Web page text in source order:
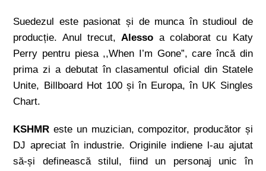
Suedezul este pasionat și de munca în studioul de
producție. Anul trecut,Alesso a colaborat cu Katy
Perry pentru piesa ,,When I’m Gone”, care încă din
prima zi a debutat în clasamentul oficial din Statele
Unite, Billboard Hot 100 și în Europa, în UK Singles
Chart.
KSHMReste un muzician, compozitor, producător și
DJ apreciat în industrie. Originile indiene l-au ajutat
să-și definească stilul, fiind un personaj unic în